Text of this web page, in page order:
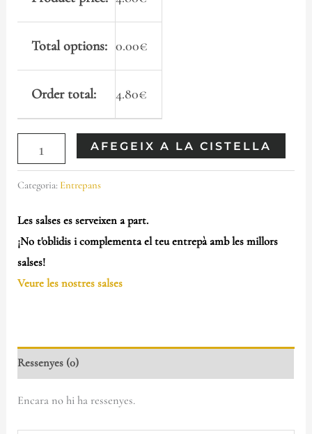
Total options: 0.00€
Order total: 4.80€
AFEGEIX A LA CISTELLA
Categoria: Entrepans
Les salses es serveixen a part.
¡No t'oblidis i complementa el teu entrepà amb les millors
salses!
Veure les nostres salses
Ressenyes (0)
Encara no hi ha ressenyes.